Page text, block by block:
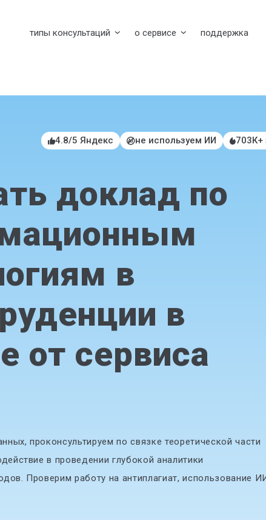
типы консультаций о сервисе поддержка
4.8/5 Яндекс не используем ИИ 703К+
доклад по
в
в
от сервиса
проконсультируем по связке теоретической части
в проведении глубокой аналитики
Проверим работу на антиплагиат, использование